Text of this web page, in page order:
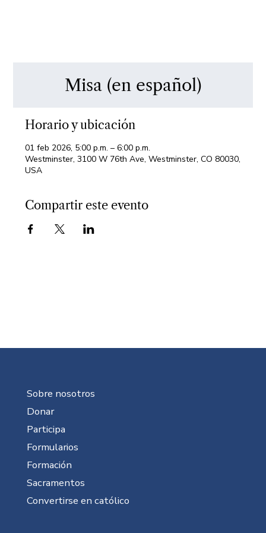
Misa (en español)
Horario y ubicación
01 feb 2026, 5:00 p.m. – 6:00 p.m.
Westminster, 3100 W 76th Ave, Westminster, CO 80030,
USA
Compartir este evento
Sobre nosotros
Donar
Participa
Formularios
Formación
Sacramentos
Convertirse en católico